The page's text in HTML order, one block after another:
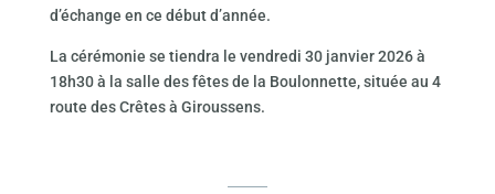
d’échange en ce début d’année.
La cérémonie se tiendra le vendredi 30 janvier 2026 à
18h30 à la salle des fêtes de la Boulonnette, située au 4
route des Crêtes à Giroussens.